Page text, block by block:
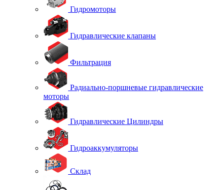
Гидромоторы
Гидравлические клапаны
Фильтрация
Радиально-поршневые гидравлические
моторы
Гидравлические Цилиндры
Гидроаккумуляторы
Склад